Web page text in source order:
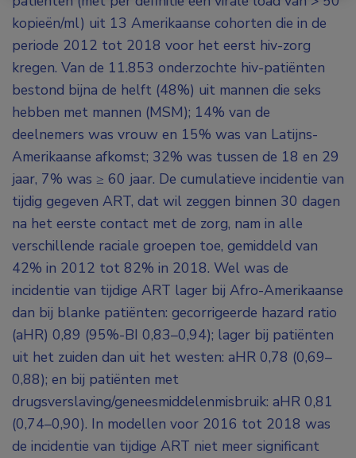
kopieën/ml) uit 13 Amerikaanse cohorten die in de
periode 2012 tot 2018 voor het eerst hiv-zorg
kregen. Van de 11.853 onderzochte hiv-patiënten
bestond bijna de helft (48%) uit mannen die seks
hebben met mannen (MSM); 14% van de
deelnemers was vrouw en 15% was van Latijns-
Amerikaanse afkomst; 32% was tussen de 18 en 29
jaar, 7% was ≥ 60 jaar. De cumulatieve incidentie van
tijdig gegeven ART, dat wil zeggen binnen 30 dagen
na het eerste contact met de zorg, nam in alle
verschillende raciale groepen toe, gemiddeld van
42% in 2012 tot 82% in 2018. Wel was de
incidentie van tijdige ART lager bij Afro-Amerikaanse
dan bij blanke patiënten: gecorrigeerde hazard ratio
(aHR) 0,89 (95%-BI 0,83–0,94); lager bij patiënten
uit het zuiden dan uit het westen: aHR 0,78 (0,69–
0,88); en bij patiënten met
drugsverslaving/geneesmiddelenmisbruik: aHR 0,81
(0,74–0,90). In modellen voor 2016 tot 2018 was
de incidentie van tijdige ART niet meer significant